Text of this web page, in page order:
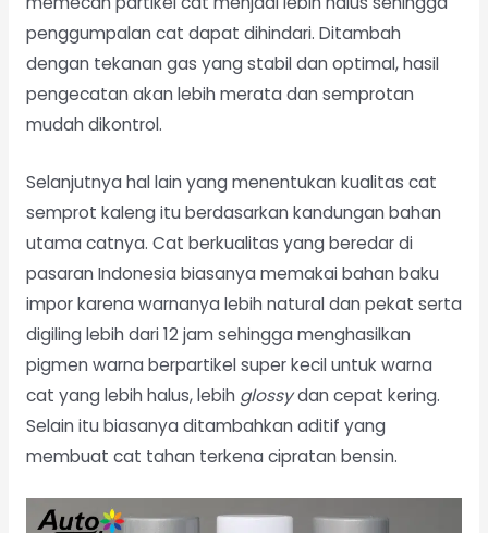
penggumpalan cat dapat dihindari. Ditambah
dengan tekanan gas yang stabil dan optimal, hasil
pengecatan akan lebih merata dan semprotan
mudah dikontrol.
Selanjutnya hal lain yang menentukan kualitas cat
semprot kaleng itu berdasarkan kandungan bahan
utama catnya. Cat berkualitas yang beredar di
pasaran Indonesia biasanya memakai bahan baku
impor karena warnanya lebih natural dan pekat serta
digiling lebih dari 12 jam sehingga menghasilkan
pigmen warna berpartikel super kecil untuk warna
cat yang lebih halus, lebih glossydan cepat kering.
Selain itu biasanya ditambahkan aditif yang
membuat cat tahan terkena cipratan bensin.